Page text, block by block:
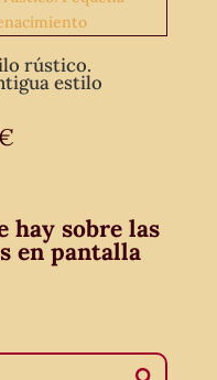
rústico.
estilo
hay sobre las
en pantalla